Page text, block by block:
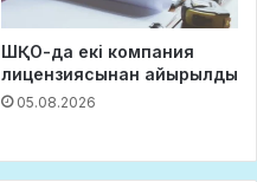
ШҚО-да екі компания
лицензиясынан айырылды
05.08.2026